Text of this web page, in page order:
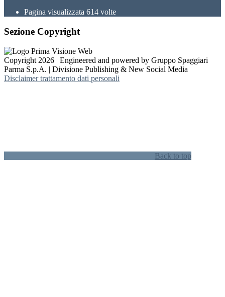
Pagina visualizzata 614 volte
Sezione Copyright
Copyright 2026 | Engineered and powered by Gruppo Spaggiari
Parma S.p.A. | Divisione Publishing & New Social Media
Disclaimer trattamento dati personali
Back to top